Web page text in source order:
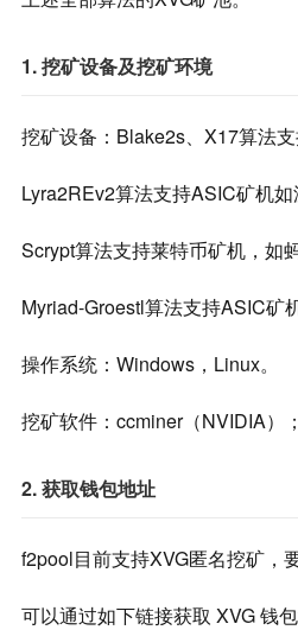
1. 挖矿设备及挖矿环境
挖矿设备：Blake2s、X17算法
Lyra2REv2算法支持ASIC矿机如
Scrypt算法支持莱特币矿机，如
Myriad-Groestl算法支持ASIC矿
操作系统：Windows，Linux。
挖矿软件：ccminer（NVIDIA）
2. 获取钱包地址
f2pool目前支持XVG匿名挖矿，
可以通过如下链接获取 XVG 钱包